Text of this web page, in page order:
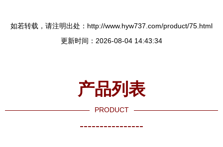
如若转载，请注明出处：http://www.hyw737.com/product/75.html
更新时间：2026-08-04 14:43:34
产品列表
PRODUCT
----------------